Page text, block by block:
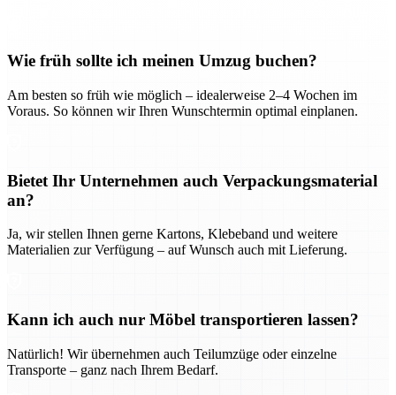
Wie früh sollte ich meinen Umzug buchen?
Am besten so früh wie möglich – idealerweise 2–4 Wochen im
Voraus. So können wir Ihren Wunschtermin optimal einplanen.
Bietet Ihr Unternehmen auch Verpackungsmaterial
an?
Ja, wir stellen Ihnen gerne Kartons, Klebeband und weitere
Materialien zur Verfügung – auf Wunsch auch mit Lieferung.
Kann ich auch nur Möbel transportieren lassen?
Natürlich! Wir übernehmen auch Teilumzüge oder einzelne
Transporte – ganz nach Ihrem Bedarf.